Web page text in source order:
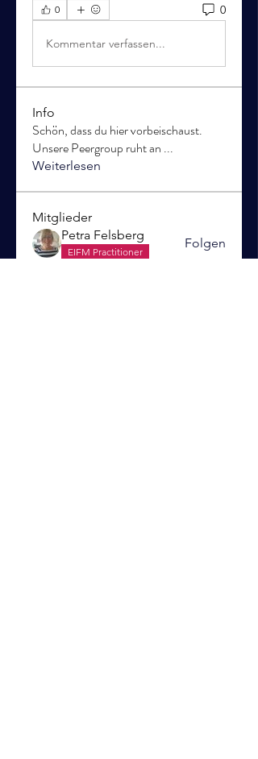
0 0
Kommentar verfassen...
Info
Schön, dass du hier vorbeischaust.
Unsere Peergroup ruht an ...
Weiterlesen
Mitglieder
Petra Felsberg
EIFM Practitioner
Folgen